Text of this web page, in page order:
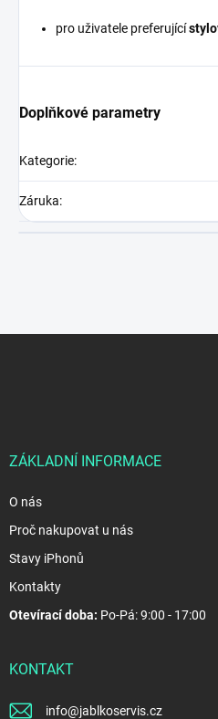
pro uživatele preferující
Doplňkové parametry
Kategorie:
Záruka:
ZÁKLADNÍ INFORMACE
O nás
Proč nakupovat u nás
Stavy iPhonů
Kontakty
Otevírací doba: Po-Pá: 9:00 - 17:00
KONTAKT
info@jablkoservis.cz